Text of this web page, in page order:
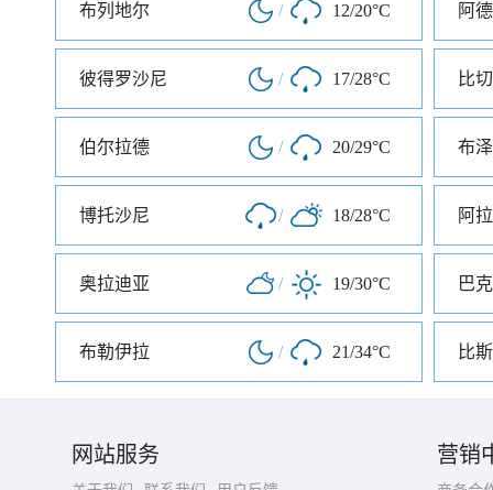
布列地尔 / 12/20°C 阿
彼得罗沙尼 / 17/28°C 比
伯尔拉德 / 20/29°C 布
博托沙尼 / 18/28°C 阿
奥拉迪亚 / 19/30°C 巴
布勒伊拉 / 21/34°C 比
网站服务 营销